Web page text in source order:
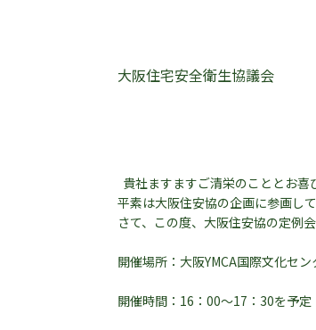
大阪住宅安全衛生協議会
貴社ますますご清栄のこととお喜
平素は大阪住安協の企画に参画し
さて、この度、大阪住安協の定例
開催場所：大阪YMCA国際文化セ
開催時間：16：00～17：30を予定